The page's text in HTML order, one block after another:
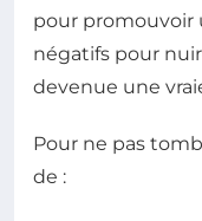
pour
négatifs pour
devenue une
Pour ne pas
de :